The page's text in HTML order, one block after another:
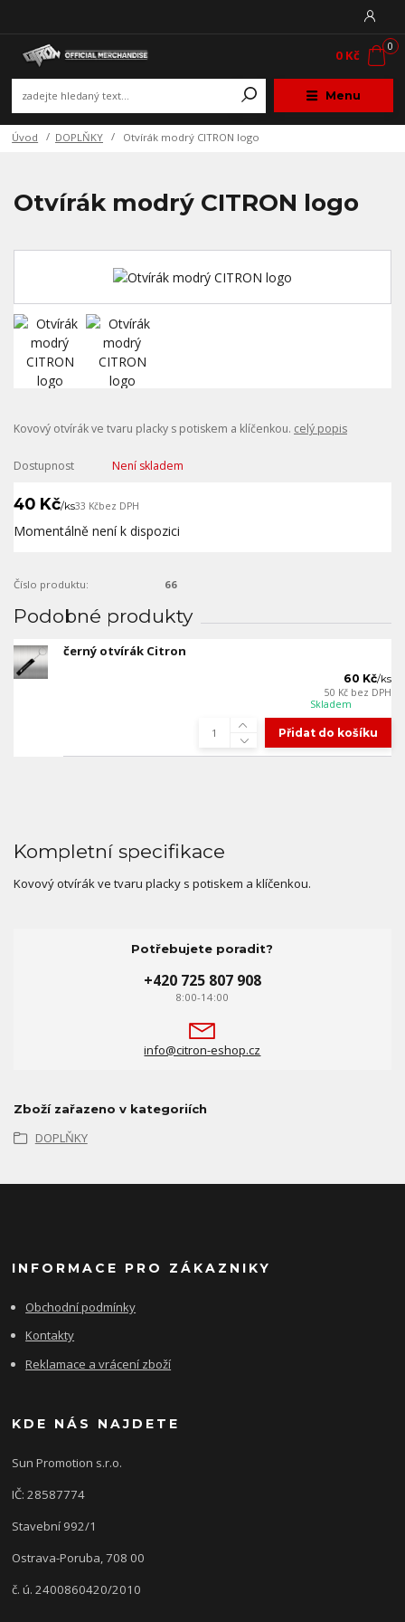
Menu
0
0 Kč
Úvod DOPLŇKY Otvírák modrý CITRON logo
Otvírák modrý CITRON logo
Kovový otvírák ve tvaru placky s potiskem a klíčenkou. celý popis
Dostupnost Není skladem
40 Kč/ks33 Kčbez DPH
Momentálně není k dispozici
Číslo produktu: 66
Podobné produkty
černý otvírák Citron
60 Kč/ks
50 Kč bez DPH
Skladem
Přidat do košíku
Kompletní specifikace
Kovový otvírák ve tvaru placky s potiskem a klíčenkou.
Potřebujete poradit?
+420 725 807 908
8:00-14:00
info@citron-eshop.cz
Zboží zařazeno v kategoriích
DOPLŇKY
INFORMACE PRO ZÁKAZNIKY
Obchodní podmínky
Kontakty
Reklamace a vrácení zboží
KDE NÁS NAJDETE
Sun Promotion s.r.o.
IČ: 28587774
Stavební 992/1
Ostrava-Poruba, 708 00
č. ú. 2400860420/2010